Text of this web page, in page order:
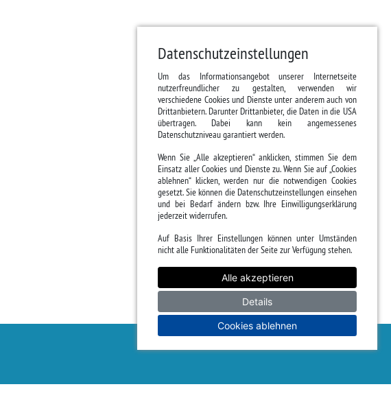
Datenschutzeinstellungen
Um das Informationsangebot unserer Internetseite
nutzerfreundlicher zu gestalten, verwenden wir
verschiedene Cookies und Dienste unter anderem auch von
Drittanbietern. Darunter Drittanbieter, die Daten in die USA
übertragen. Dabei kann kein angemessenes
Datenschutzniveau garantiert werden.
Wenn Sie „Alle akzeptieren“ anklicken, stimmen Sie dem
Einsatz aller Cookies und Dienste zu. Wenn Sie auf „Cookies
ablehnen“ klicken, werden nur die notwendigen Cookies
gesetzt. Sie können die Datenschutzeinstellungen einsehen
und bei Bedarf ändern bzw. Ihre Einwilligungserklärung
jederzeit widerrufen.
Auf Basis Ihrer Einstellungen können unter Umständen
nicht alle Funktionalitäten der Seite zur Verfügung stehen.
Alle akzeptieren
Details
Cookies ablehnen